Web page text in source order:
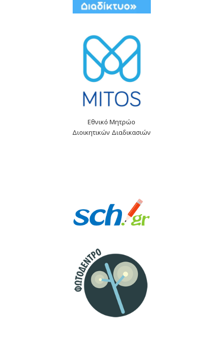
Εθνικό Μητρώο
Διοικητικών Διαδικασιών